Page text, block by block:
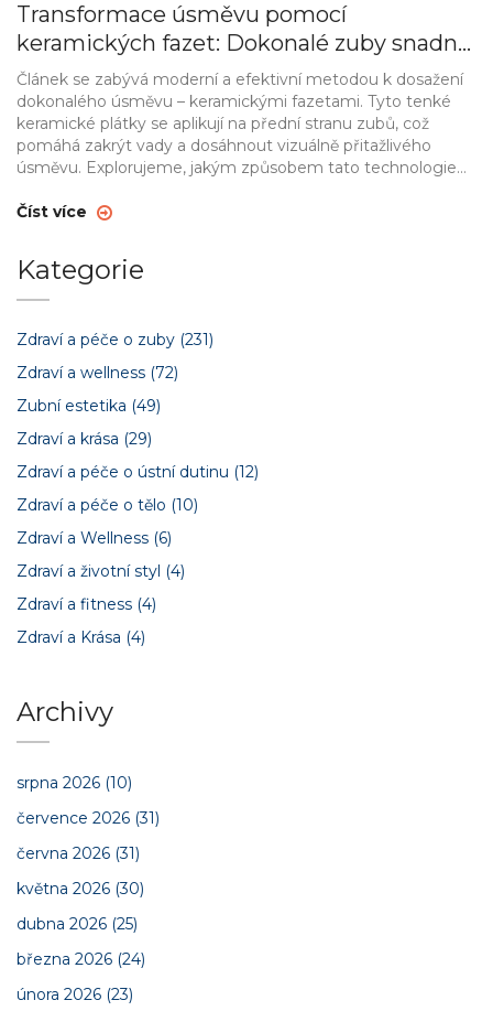
Transformace úsměvu pomocí
keramických fazet: Dokonalé zuby snadno
a rychle
Článek se zabývá moderní a efektivní metodou k dosažení
dokonalého úsměvu – keramickými fazetami. Tyto tenké
keramické plátky se aplikují na přední stranu zubů, což
pomáhá zakrýt vady a dosáhnout vizuálně přitažlivého
úsměvu. Explorujeme, jakým způsobem tato technologie
se starat o fazety, aby vydržely co nejdéle.
Číst více
Kategorie
Zdraví a péče o zuby (231)
Zdraví a wellness (72)
Zubní estetika (49)
Zdraví a krása (29)
Zdraví a péče o ústní dutinu (12)
Zdraví a péče o tělo (10)
Zdraví a Wellness (6)
Zdraví a životní styl (4)
Zdraví a fitness (4)
Zdraví a Krása (4)
Archivy
srpna 2026 (10)
července 2026 (31)
června 2026 (31)
května 2026 (30)
dubna 2026 (25)
března 2026 (24)
února 2026 (23)